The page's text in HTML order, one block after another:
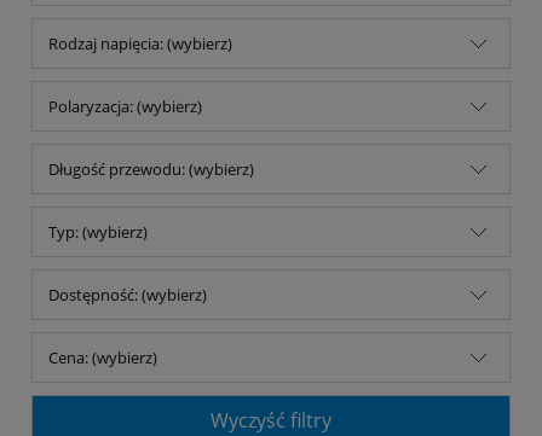
Rodzaj napięcia: (wybierz)
Polaryzacja: (wybierz)
Długość przewodu: (wybierz)
Typ: (wybierz)
Dostępność: (wybierz)
Cena: (wybierz)
Wyczyść filtry